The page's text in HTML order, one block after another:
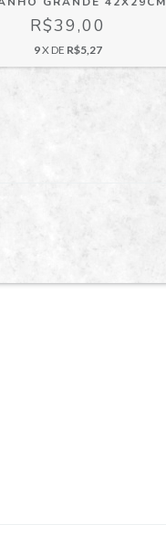
R$39,00
9X DE R$5,27